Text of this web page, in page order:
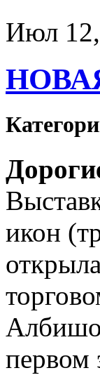
Июл
икон
первом